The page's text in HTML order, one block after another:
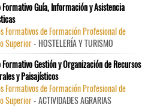
Formativo Guía, Información y Asistencia
Formativos de Formación Profesional de
Superior- HOSTELERÍA Y TURISMO
Gestión y Organización de Recursos
y Paisajísticos
Formativos de Formación Profesional de
Superior- ACTIVIDADES AGRARIAS